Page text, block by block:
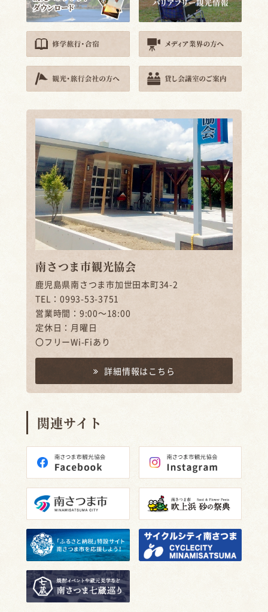
南さつま市観光協会
鹿児島県南さつま市加世田本町34-2
TEL：0993-53-3751
営業時間：9:00～18:00
定休日：月曜日
〇フリーWi-Fiあり
詳細情報はこちら
関連サイト